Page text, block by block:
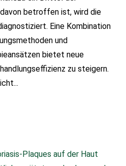
betroffen ist, wird die
Eine Kombination
und
bietet neue
zu steigern.